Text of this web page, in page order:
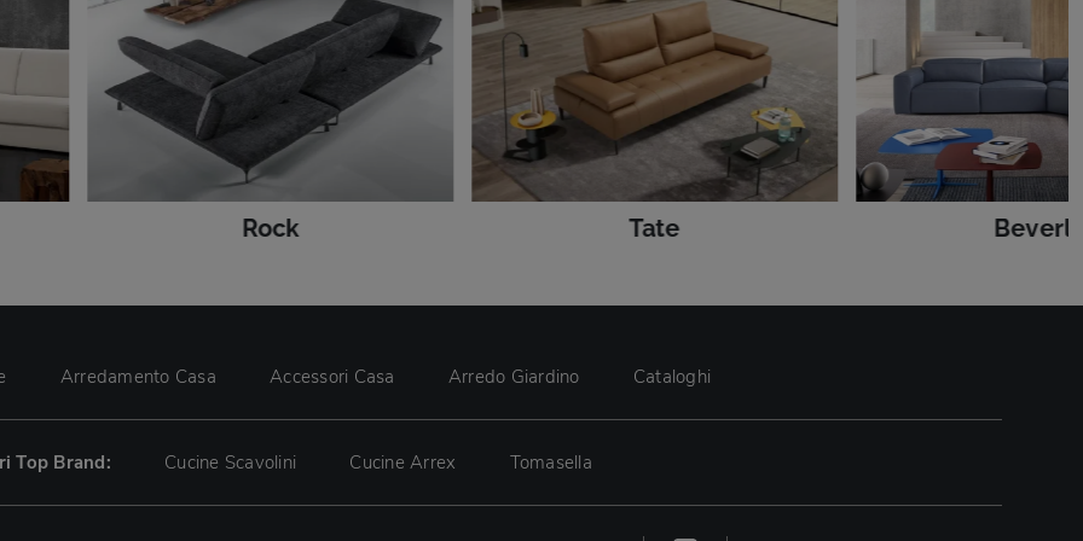
Rock Tate Beverly
Arredamento Casa Accessori Casa Arredo Giardino Cataloghi
Top Brand: Cucine Scavolini Cucine Arrex Tomasella